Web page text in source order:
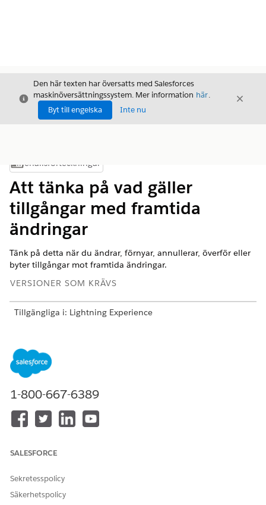
Stäng
Den här texten har översatts med Salesforces
maskinöversättningssystem. Mer information här.
Byt till engelska
Inte nu
Stäng
Visa innehållsförteckning
Innehållsförteckningar
Att tänka på vad gäller
tillgångar med framtida
ändringar
Tänk på detta när du ändrar, förnyar, annullerar, överför eller
byter tillgångar mot framtida ändringar.
VERSIONER SOM KRÄVS
Tillgängliga i: Lightning Experience
där transaktionshantering har aktiverats
Det går inte att förnya en tillgång med en framtida
förnyelse som redan har schemalagts.
framtida period för tillgångstillstånd i rampaffärer.
Det går inte att använda deriverade prissättningsprodukter
ändrade datumet resulterar i en framtida daterad ändring
daterad transaktion eller välja en DPP-tillgång.
Det går inte att ändra en användningsbaserad produkt
1-800-667-6389
SALESFORCE
Sekretesspolicy
Säkerhetspolicy